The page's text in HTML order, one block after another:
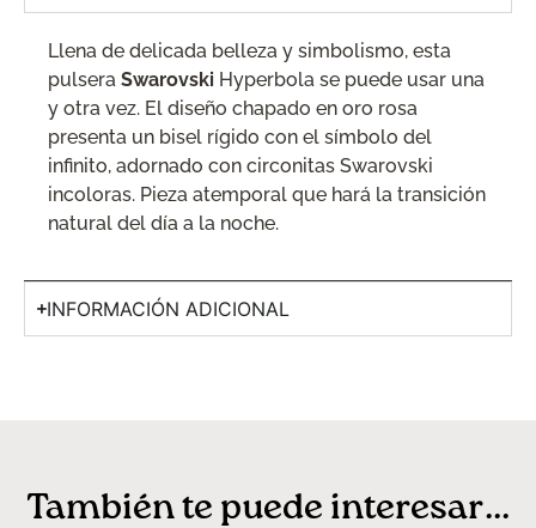
Llena de delicada belleza y simbolismo, esta
pulsera Swarovski Hyperbola se puede usar una
y otra vez. El diseño chapado en oro rosa
presenta un bisel rígido con el símbolo del
infinito, adornado con circonitas Swarovski
incoloras. Pieza atemporal que hará la transición
natural del día a la noche.
INFORMACIÓN ADICIONAL
También te puede interesar...